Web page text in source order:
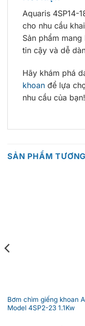
Aquaris 4SP14-
cho nhu cầu
Sản phẩm
tin cậy và dễ
Hãy khám phá
khoan để lựa
nhu cầu của bạn!
SẢN PHẨM
Bơm chìm giếng khoan
Model 4SP2-23 1.1Kw